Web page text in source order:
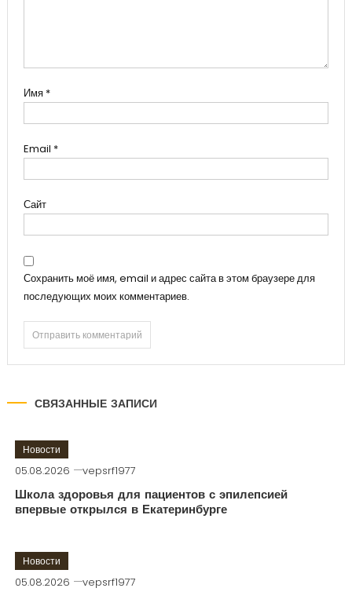
Имя *
Email *
Сайт
Сохранить моё имя, email и адрес сайта в этом браузере для
последующих моих комментариев.
СВЯЗАННЫЕ ЗАПИСИ
Новости
05.08.2026 vepsrf1977
Школа здоровья для пациентов с эпилепсией
впервые открылся в Екатеринбурге
Новости
05.08.2026 vepsrf1977